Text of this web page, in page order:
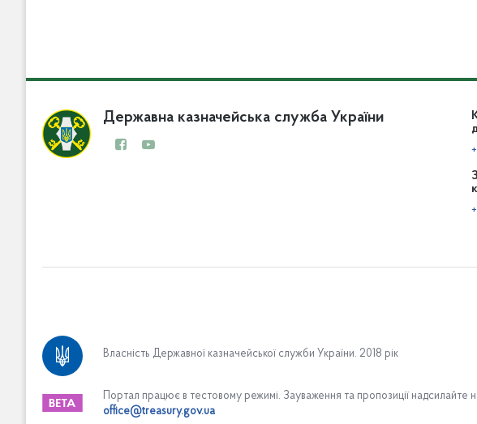
Державна казначейська служба України
Власність Державної казначейської служби України. 2018 рік
Про Казначейство
Вакансії
Організаційна структура апарату Казначейства
Портал працює в тестовому режимі. Зауваження та пропозиції надсилайте
office@treasury.gov.ua